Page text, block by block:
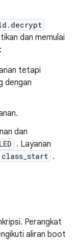
dan memulai
tetapi
dengan
dan
. Layanan
class_start .
Perangkat
aliran boot